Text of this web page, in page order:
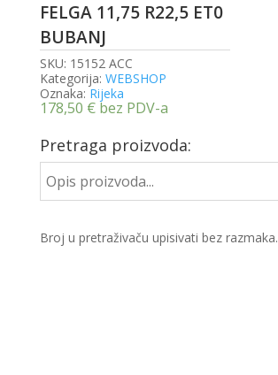
FELGA 11,75 R22,5 ET0
BUBANJ
SKU: 15152 ACC
Kategorija: WEBSHOP
Oznaka: Rijeka
178,50 €bez PDV-a
Pretraga proizvoda:
Broj u pretraživaču upisivati bez razmaka.